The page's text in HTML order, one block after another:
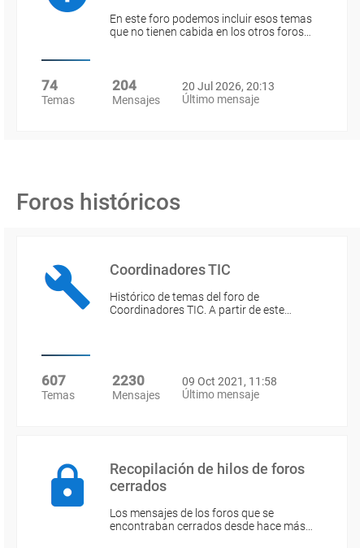
En este foro podemos incluir esos temas
que no tienen cabida en los otros foros…
74
Temas
204
Mensajes
20 Jul 2026, 20:13
Último mensaje
Foros históricos
Coordinadores TIC
Histórico de temas del foro de
Coordinadores TIC. A partir de este…
607
Temas
2230
Mensajes
09 Oct 2021, 11:58
Último mensaje
Recopilación de hilos de foros
cerrados
Los mensajes de los foros que se
encontraban cerrados desde hace más…